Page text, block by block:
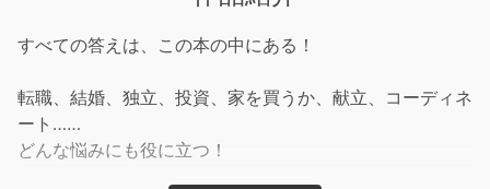
すべての答えは、この本の中にある！
転職、結婚、独立、投資、家を買うか、献立、コーディネ
ート……
どんな悩みにも役に立つ！